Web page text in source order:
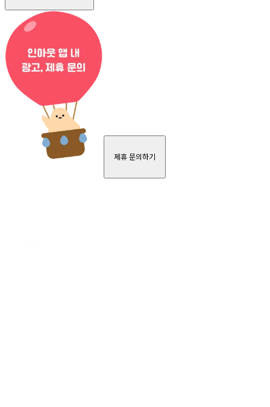
제휴 문의하기